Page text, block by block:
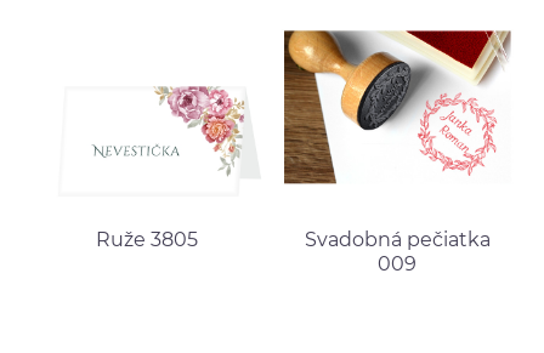
Ruže 3805
Svadobná pečiatka
009